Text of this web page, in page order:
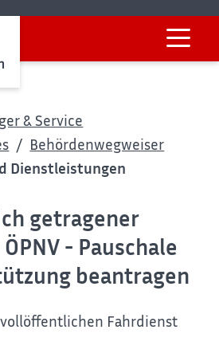
& Service
Behördenwegweiser
Dienstleistungen
getragener
- Pauschale
beantragen
Fahrdienst